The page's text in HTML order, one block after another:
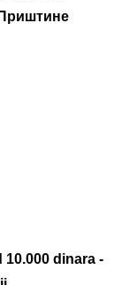
dinara -